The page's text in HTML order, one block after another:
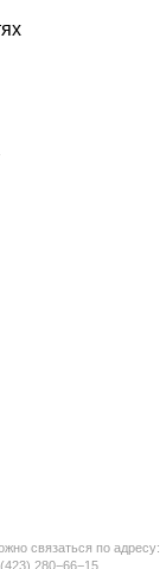
связаться по адресу:
280−66−15